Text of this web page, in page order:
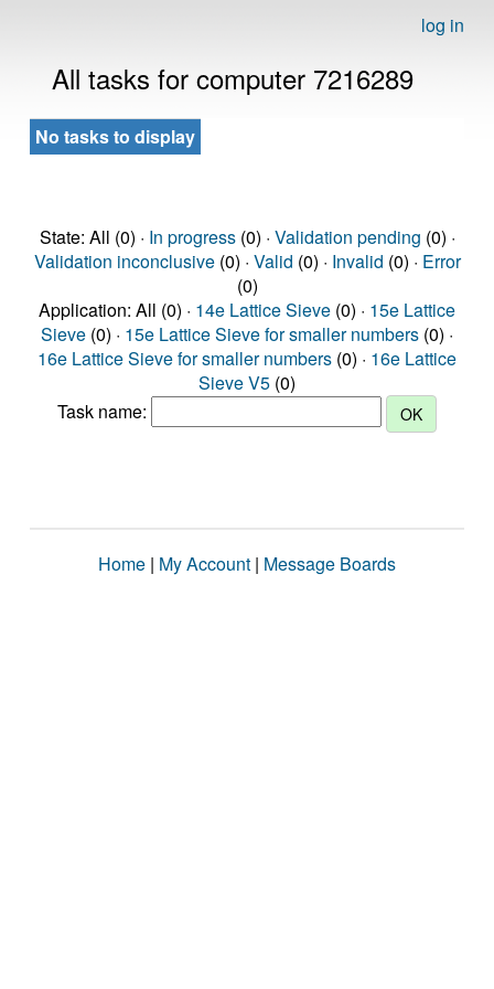
log in
All tasks for computer 7216289
No tasks to display
State: All (0) · In progress(0) · Validation pending (0) ·
Validation inconclusive(0) · Valid (0) · Invalid (0) · Error
(0)
Application: All (0) · 14e Lattice Sieve (0) · 15e Lattice
Sieve (0) · 15e Lattice Sieve for smaller numbers (0) ·
16e Lattice Sieve for smaller numbers (0) · 16e Lattice
Sieve V5 (0)
Task name:
Home | My Account | Message Boards